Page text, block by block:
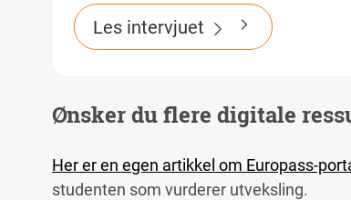
Les intervjuet
Ønsker du flere digitale
Her er en egen artikkel om Europass-
studenten som vurderer utveksling.